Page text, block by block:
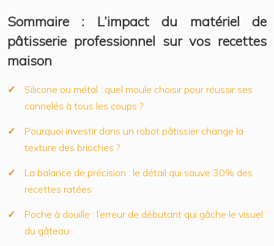
Sommaire : L’impact du matériel de
pâtisserie professionnel sur vos recettes
maison
Silicone ou métal : quel moule choisir pour réussir ses
cannelés à tous les coups ?
Pourquoi investir dans un robot pâtissier change la
texture des brioches ?
La balance de précision : le détail qui sauve 30% des
recettes ratées
Poche à douille : l’erreur de débutant qui gâche le visuel
du gâteau